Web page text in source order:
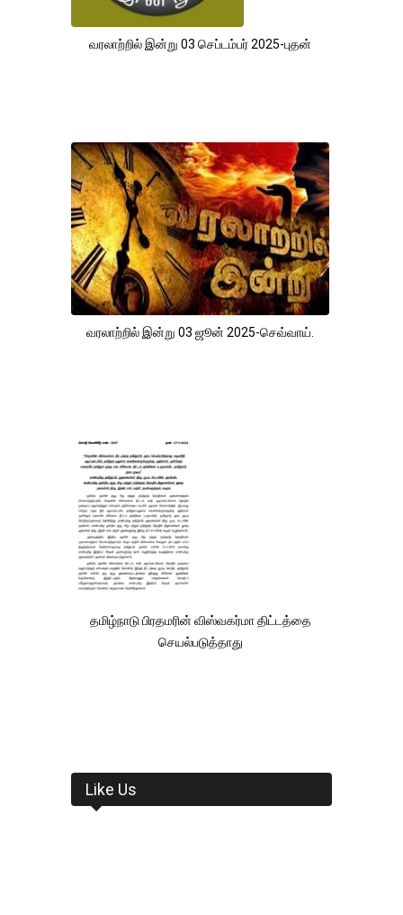
வரலாற்றில் இன்று 03 செப்டம்பர் 2025-புதன்
வரலாற்றில் இன்று 03 ஜூன் 2025-செவ்வாய்.
தமிழ்நாடு பிரதமரின் விஸ்வகர்மா திட்டத்தை
செயல்படுத்தாது
Like Us